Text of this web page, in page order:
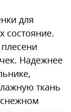
для
состояние.
Надежнее
ткань